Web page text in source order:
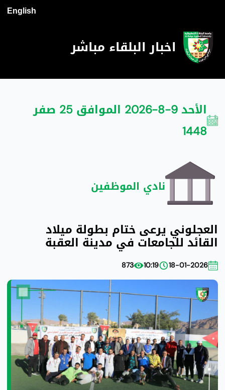
English
اخبار البلقاء مباشر
الأحد 9-8-2026 الموافق 25 صفر
1448
نادي الموظفين
العجلوني يرعى ختام بطولة ميلاد
القائد للجامعات في مدينة العقبة
18-01-2026
10:19
873